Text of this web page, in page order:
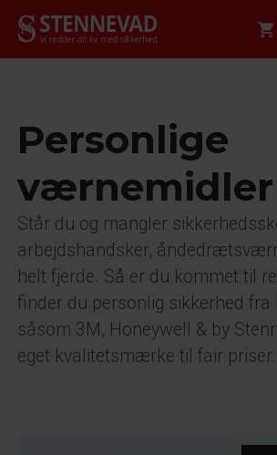
shopping_cart
Personlige
værnemidler
Står du og mangler
arbejdshandsker,
helt fjerde. Så er du kommet til
finder du personlig sikkerhed fra
såsom 3M, Honeywell & by
eget kvalitetsmærke til fair priser.